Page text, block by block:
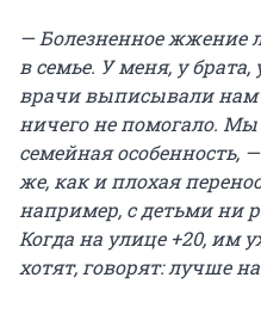
— Болезненное жжение
в семье. У меня, у брата,
врачи выписывали нам
ничего не помогало. Мы
семейная особенность,
же, как и плохая
например, с детьми ни
Когда на улице +20, им
хотят, говорят: лучше на